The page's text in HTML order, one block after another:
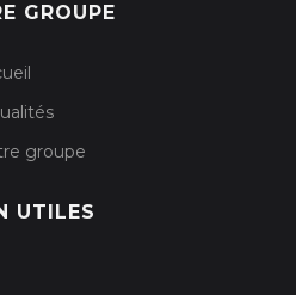
GROUPE
groupe
UTILES